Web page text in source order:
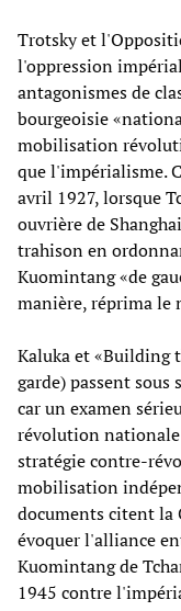
Trotsky et
l'oppression
antagonismes de
bourgeoisie
mobilisation
que l'impérialisme.
avril 1927, lorsque
ouvrière de
trahison en
Kuomintang «de
manière, réprima le
Kaluka et «Building
garde) passent
car un examen
révolution nationale
stratégie contre-
mobilisation
documents citent la
évoquer l'alliance
Kuomintang de
1945 contre